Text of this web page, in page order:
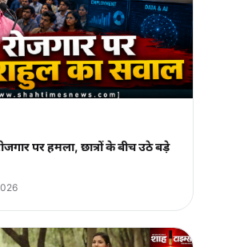
पर हमला, छात्रों के बीच उठे बड़े